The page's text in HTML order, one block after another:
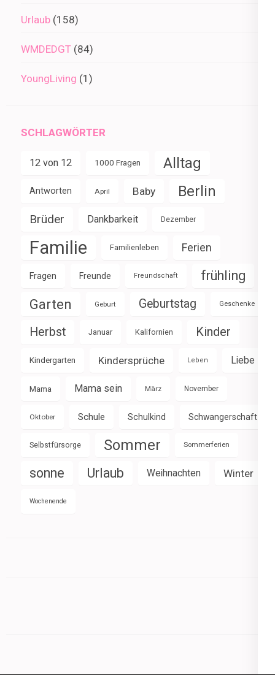
Urlaub (158)
WMDEDGT (84)
YoungLiving (1)
SCHLAGWÖRTER
12 von 12 1000 Fragen Alltag
Antworten April Baby Berlin
Brüder Dankbarkeit Dezember
Familie Familienleben Ferien
Fragen Freunde Freundschaft frühling
Garten Geburt Geburtstag Geschenke
Herbst Januar Kalifornien Kinder
Kindergarten Kindersprüche Leben Liebe
Mama Mama sein März November
Oktober Schule Schulkind Schwangerschaft
Selbstfürsorge Sommer Sommerferien
sonne Urlaub Weihnachten Winter
Wochenende